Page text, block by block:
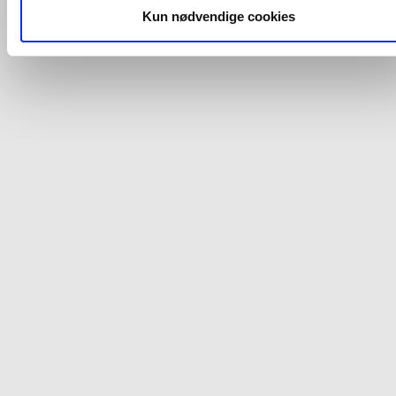
dit samtykke, hvis du måtte ønske det.
Du kan se mere om, hvordan vi behandler dine
Kun nødvendige cookies